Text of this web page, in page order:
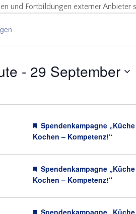
und Fortbildungen externer Anbieter
- 29 September
Empfohlen
Spendenkampagne
Kochen – Kompetenz!“
Empfohlen
Spendenkampagne
Kochen – Kompetenz!“
Empfohlen
Spendenkampagne